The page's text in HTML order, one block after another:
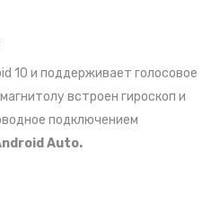
10 и поддерживает голосовое
встроен гироскоп и
подключением
Auto.